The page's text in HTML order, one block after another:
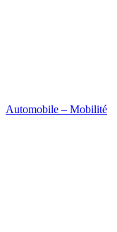
Automobile – Mobilité